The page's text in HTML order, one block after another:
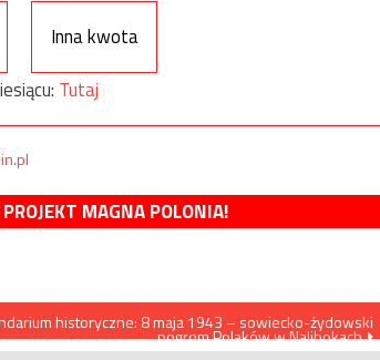
Inna kwota
Tutaj
MAGNA POLONIA!
historyczne: 8 maja 1943 – sowiecko-żydowski
pogrom Polaków w Nalibokach